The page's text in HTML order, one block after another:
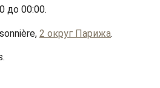
до 00:00.
2 округ Парижа.